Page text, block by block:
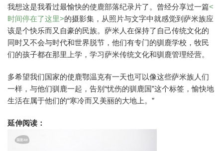
我想这是我看过最愉快的使鹿部落纪录片了。曾经分享过一篇<
时间停在了这里>的摄影集，从照片与文字中就感觉到萨米族应
该是个快乐而又自豪的民族。萨米人在保持了自己传统文化的
同时又不会与时代和世界脱节，他们有专门的驯鹿学校，牧民
们的孩子都在那里上学，学习萨米传统文化和驯鹿管理经营。
多希望我们国家的使鹿鄂温克有一天也可以像这些萨米族人们
一样，与他们驯鹿一起，告别“忧伤的驯鹿国”这个标签，愉快地
生活在属于他们的“寒冷而又美丽的大地上。”
延伸阅读：